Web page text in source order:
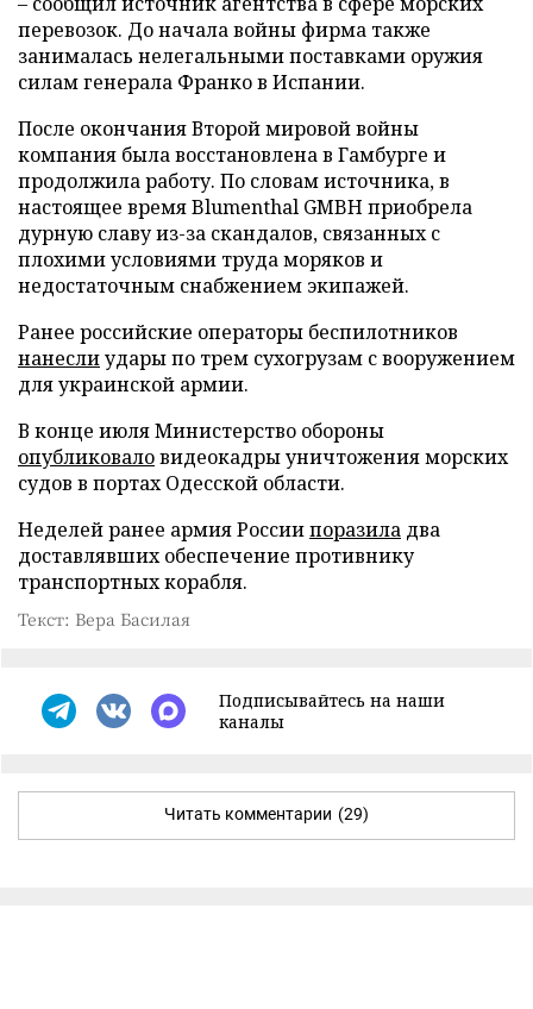
перевозок. До начала войны фирма также
занималась нелегальными поставками оружия
силам генерала Франко в Испании.
После окончания Второй мировой войны
компания была восстановлена в Гамбурге и
продолжила работу. По словам источника, в
настоящее время Blumenthal GMBH приобрела
дурную славу из-за скандалов, связанных с
плохими условиями труда моряков и
недостаточным снабжением экипажей.
Ранее российские операторы беспилотников
нанеслиудары по трем сухогрузам с вооружением
для украинской армии.
В конце июля Министерство обороны
опубликоваловидеокадры уничтожения морских
судов в портах Одесской области.
Неделей ранее армия Россиипоразила два
доставлявших обеспечение противнику
транспортных корабля.
Текст: Вера Басилая
Подписывайтесь на наши
каналы
Читать комментарии (29)